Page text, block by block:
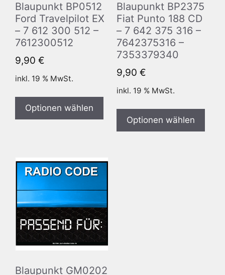
Blaupunkt BP0512
Ford Travelpilot EX
– 7 612 300 512 –
7612300512
9,90 €
inkl. 19 % MwSt.
Optionen wählen
Blaupunkt BP2375
Fiat Punto 188 CD
– 7 642 375 316 –
7642375316 –
7353379340
9,90 €
inkl. 19 % MwSt.
Optionen wählen
Blaupunkt GM0202